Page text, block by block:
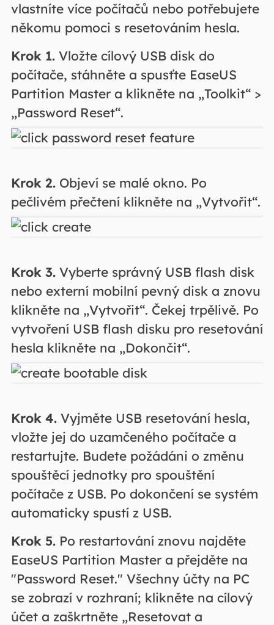
vlastníte více počítačů nebo potřebujete
někomu pomoci s resetováním hesla.
Krok 1. Vložte cílový USB disk do
počítače, stáhněte a spusťte EaseUS
Partition Master a klikněte na „Toolkit“ >
„Password Reset“.
Krok 2. Objeví se malé okno. Po
pečlivém přečtení klikněte na „Vytvořit“.
Krok 3. Vyberte správný USB flash disk
nebo externí mobilní pevný disk a znovu
klikněte na „Vytvořit“. Čekej trpělivě. Po
vytvoření USB flash disku pro resetování
hesla klikněte na „Dokončit“.
Krok 4. Vyjměte USB resetování hesla,
vložte jej do uzamčeného počítače a
restartujte. Budete požádáni o změnu
spouštěcí jednotky pro spouštění
počítače z USB. Po dokončení se systém
automaticky spustí z USB.
Krok 5. Po restartování znovu najděte
EaseUS Partition Master a přejděte na
"Password Reset." Všechny účty na PC
se zobrazí v rozhraní; klikněte na cílový
účet a zaškrtněte „Resetovat a